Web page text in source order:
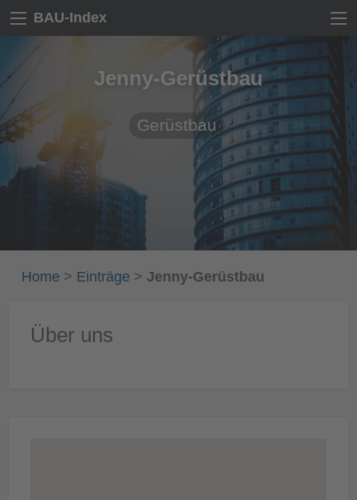
BAU-Index
Jenny-Gerüstbau
Gerüstbau
Home > Einträge > Jenny-Gerüstbau
Über uns